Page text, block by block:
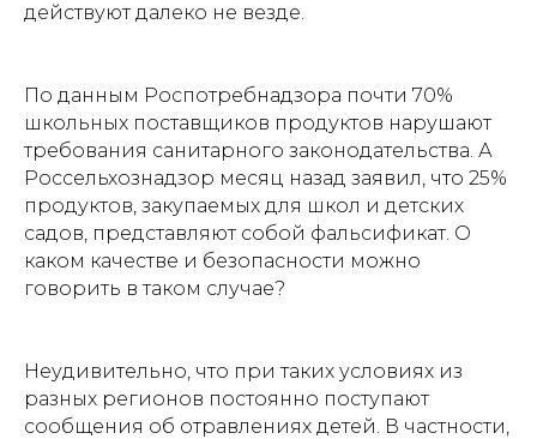
действуют далеко не везде.
По данным Роспотребнадзора почти 70%
школьных поставщиков продуктов нарушают
требования санитарного законодательства. А
Россельхознадзор месяц назад заявил, что 25%
продуктов, закупаемых для школ и детских
садов, представляют собой фальсификат. О
каком качестве и безопасности можно
говорить в таком случае?
Неудивительно, что при таких условиях из
разных регионов постоянно поступают
сообщения об отравлениях детей. В частности,